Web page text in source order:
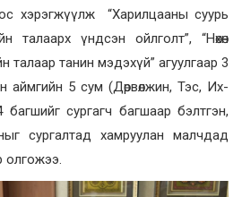
хэрэгжүүлж “Харилцааны суурь
талаарх үндсэн ойлголт”, “Нөхөн
талаар танин мэдэхүй” агуулгаар 3
аймгийн 5 сум (Дөрвөлжин, Тэс, Их-
сургагч багшаар бэлтгэн,
сургалтад хамруулан малчдад
олгожээ.